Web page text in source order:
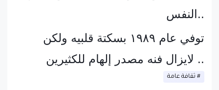
النفس..
توفي عام ١٩٨٩ بسكتة قلبيه ولكن
لايزال فنه مصدر إلهام للكثيرين ..
ثقافة عامة